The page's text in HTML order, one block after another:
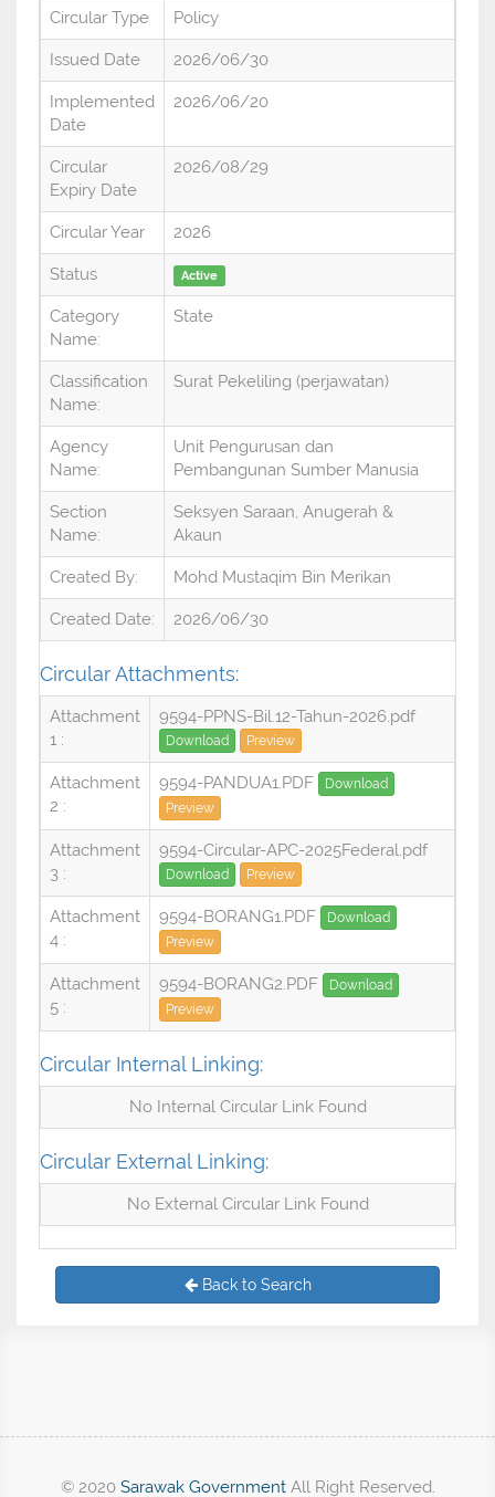
Circular Type Policy
Issued Date 2026/06/30
Implemented
Date
2026/06/20
Circular
Expiry Date
2026/08/29
Circular Year 2026
Status Active
Category
Name:
State
Classification
Name:
Surat Pekeliling (perjawatan)
Agency
Name:
Unit Pengurusan dan
Pembangunan Sumber Manusia
Section
Name:
Seksyen Saraan, Anugerah &
Akaun
Created By: Mohd Mustaqim Bin Merikan
Created Date: 2026/06/30
Circular Attachments:
Attachment
1 :
9594-PPNS-Bil.12-Tahun-2026.pdf
Download Preview
Attachment
2 :
9594-PANDUA1.PDF
Download
Preview
Attachment
3 :
9594-Circular-APC-2025Federal.pdf
Download Preview
Attachment
4 :
9594-BORANG1.PDF
Download
Preview
Attachment
5 :
9594-BORANG2.PDF
Download
Preview
Circular Internal Linking:
No Internal Circular Link Found
Circular External Linking:
No External Circular Link Found
Back to Search
© 2020 Sarawak GovernmentAll Right Reserved.